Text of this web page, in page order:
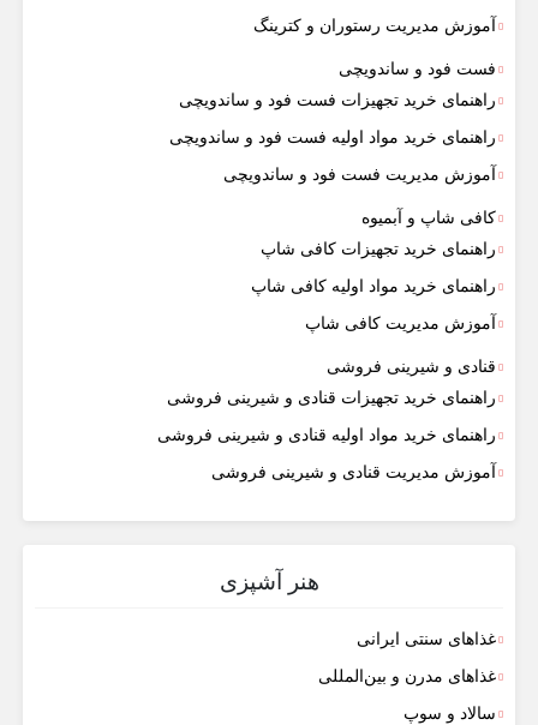
آموزش مدیریت رستوران و کترینگ
فست فود و ساندویچی
راهنمای خرید تجهیزات فست فود و ساندویچی
راهنمای خرید مواد اولیه فست فود و ساندویچی
آموزش مدیریت فست فود و ساندویچی
کافی شاپ و آبمیوه
راهنمای خرید تجهیزات کافی شاپ
راهنمای خرید مواد اولیه کافی‌ شاپ‌
آموزش مدیریت کافی شاپ
قنادی و شیرینی فروشی
راهنمای خرید تجهیزات قنادی و شیرینی فروشی
راهنمای خرید مواد اولیه قنادی و شیرینی فروشی
آموزش مدیریت قنادی و شیرینی فروشی
هنر آشپزی
غذاهای سنتی ایرانی
غذاهای مدرن و بین‌المللی
سالاد و سوپ